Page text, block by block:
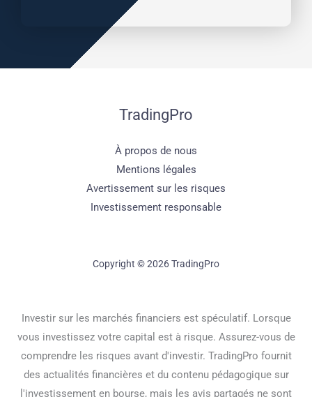
TradingPro
À propos de nous
Mentions légales
Avertissement sur les risques
Investissement responsable
Copyright © 2026 TradingPro
Investir sur les marchés financiers est spéculatif. Lorsque
vous investissez votre capital est à risque. Assurez-vous de
comprendre les risques avant d'investir. TradingPro fournit
des actualités financières et du contenu pédagogique sur
l'investissement en bourse, mais les avis partagés ne sont